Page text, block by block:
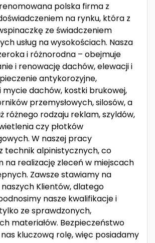
polska firma z
na rynku, która z
ze świadczeniem
usług na wysokościach. Nasza
i różnorodna – obejmuje
i renowację dachów, elewacji i
antykorozyjne,
mycie dachów, kostki brukowej,
przemysłowych, silosów, a
różnego rodzaju reklam, szyldów,
czy płotków
W naszej pracy
technik alpinistycznych, co
na realizację zleceń w miejscach
Zawsze stawiamy na
Klientów, dlatego
nasze kwalifikacje i
ze sprawdzonych,
materiałów. Bezpieczeństwo
kluczową rolę, więc posiadamy